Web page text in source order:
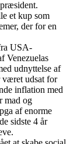
et kup som
der for en
USA-
Venezuelas
udnyttelse af
været udsat for
inflation med
mad og
af enorme
sidste 4 år